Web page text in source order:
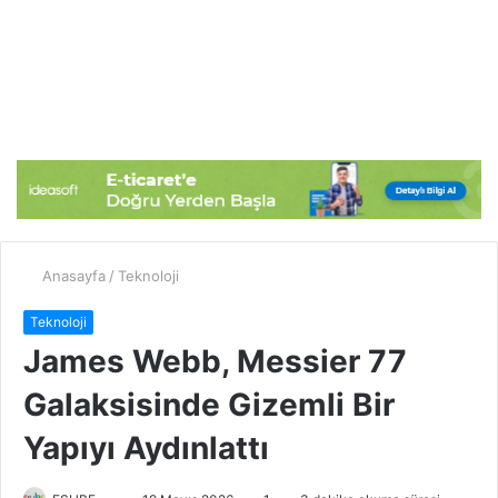
Anasayfa / Teknoloji
Teknoloji
James Webb, Messier 77
Galaksisinde Gizemli Bir
Yapıyı Aydınlattı